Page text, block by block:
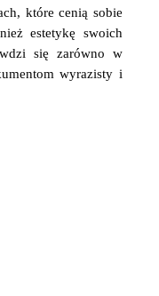
które cenią sobie
estetykę swoich
się zarówno w
wyrazisty i